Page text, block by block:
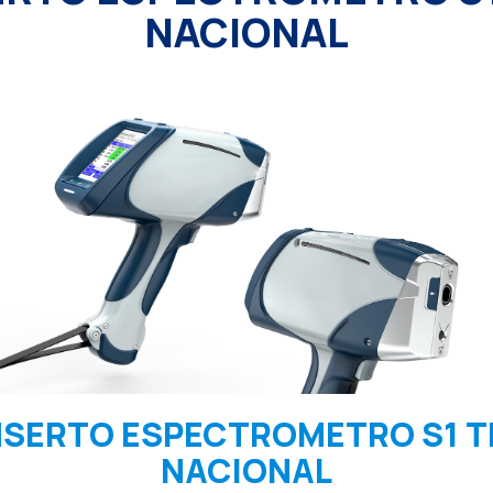
NACIONAL
ESPECTROMETRO S1
NACIONAL